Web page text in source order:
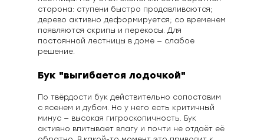
сторона: ступени быстро продавливаются;
дерево активно деформируется; со временем
появляются скрипы и перекосы. Для
постоянной лестницы в доме — слабое
решение.
По твёрдости бук действительно сопоставим
с ясенем и дубом. Но у него есть критичный
минус — высокая гигроскопичность. Бук
активно впитывает влагу и почти не отдаёт её
Бук "выгибается лодочкой"